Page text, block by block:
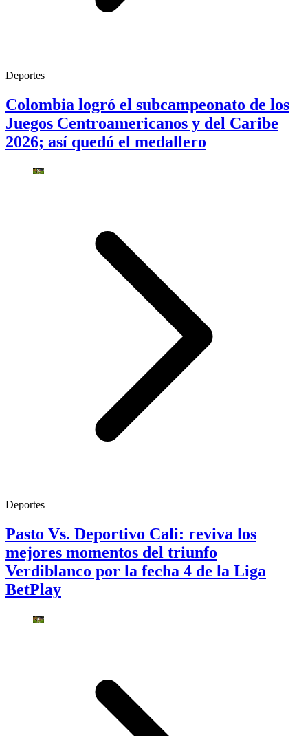
Deportes
Colombia logró el subcampeonato de los
Juegos Centroamericanos y del Caribe
2026; así quedó el medallero
Deportes
Pasto Vs. Deportivo Cali: reviva los
mejores momentos del triunfo
Verdiblanco por la fecha 4 de la Liga
BetPlay